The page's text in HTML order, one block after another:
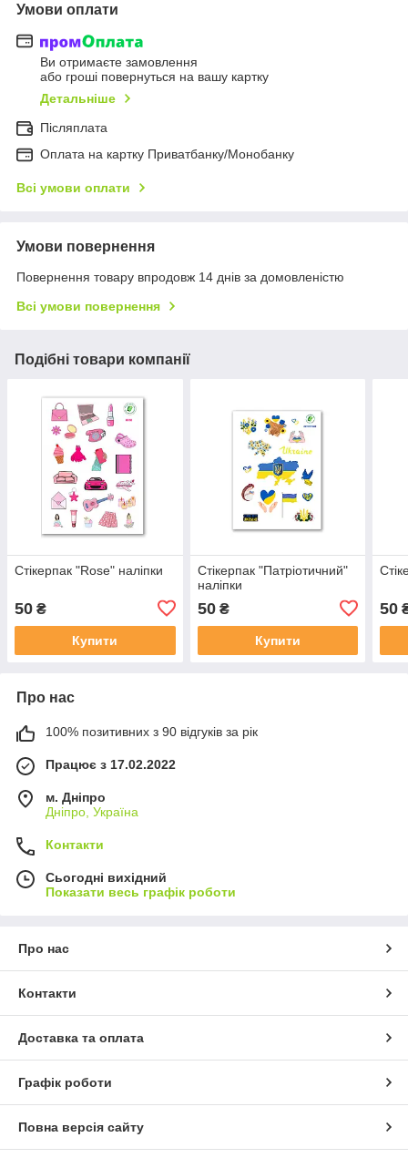
Умови оплати
Ви отримаєте замовлення
або гроші повернуться на вашу картку
Детальніше
Післяплата
Оплата на картку Приватбанку/Монобанку
Всі умови оплати
Умови повернення
Повернення товару впродовж 14 днів за домовленістю
Всі умови повернення
Подібні товари компанії
Стікерпак "Rose" наліпки
50 ₴
Купити
Стікерпак "Патріотичний"
наліпки
50₴
Купити
50
Про нас
100% позитивних з 90 відгуків за рік
Працює з 17.02.2022
м. Дніпро
Дніпро, Україна
Контакти
Сьогодні вихідний
Показати весь графік роботи
Про нас
Контакти
Доставка та оплата
Графік роботи
Повна версія сайту